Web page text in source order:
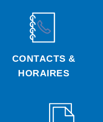
CONTACTS &
HORAIRES